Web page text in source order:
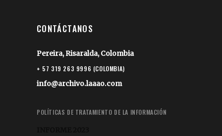
CONTÁCTANOS
Pereira, Risaralda, Colombia
+ 57 319 263 9996 (COLOMBIA)
info@archivo.laaao.com
POLÍTICAS DE TRATAMIENTO DE LA INFORMACIÓN